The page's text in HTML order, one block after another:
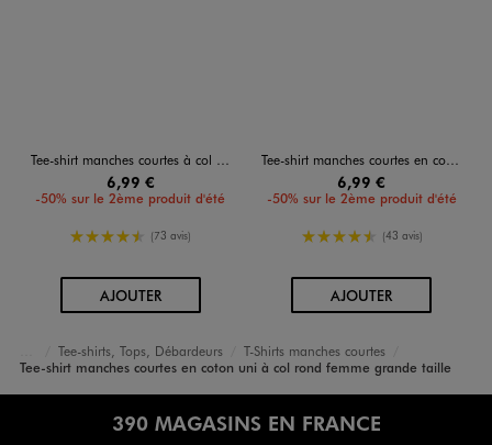
Tee-shirt manches courtes à col V femme grande taille
6,99 €
-50% sur le 2ème produit d'été
4.5/5 de moyenne
(73 avis)
AJOUTERAU PANIER
Tee-shirt manches courtes en coton uni à col rond femme grande taille
6,99 €
-50% sur le 2ème produit d'été
4.5/5 de moyenne
(43 avis)
AJOUTERAU PANIER
Accueil
Femme
Vêtements
Tee-shirts, Tops, Débardeurs
T-Shirts manches courtes
Tee-shirt manches courtes en coton uni à col rond femme grande taille
390 MAGASINS EN FRANCE